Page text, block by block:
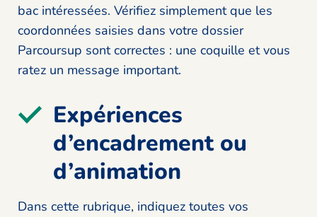
bac intéressées. Vérifiez simplement que les
coordonnées saisies dans votre dossier
Parcoursup sont correctes : une coquille et vous
ratez un message important.
Expériences
d’encadrement ou
d’animation
Dans cette rubrique, indiquez toutes vos